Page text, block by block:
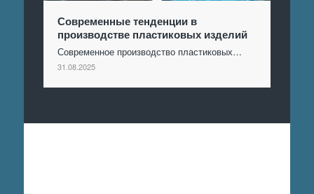
Современные тенденции в
производстве пластиковых изделий
Современное производство пластиковых…
31.08.2025